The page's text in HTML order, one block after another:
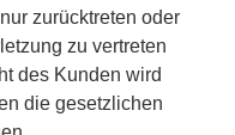
zurücktreten oder
zu vertreten
des Kunden wird
die gesetzlichen